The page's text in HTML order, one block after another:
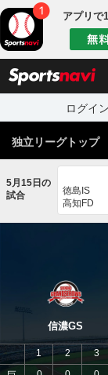
アプリで
ログイン
独立リーグトップ
5月15日の
試合
徳島IS
高知FD
信濃GS
1 2 3